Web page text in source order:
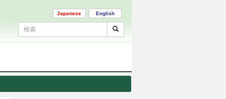
Japanese English